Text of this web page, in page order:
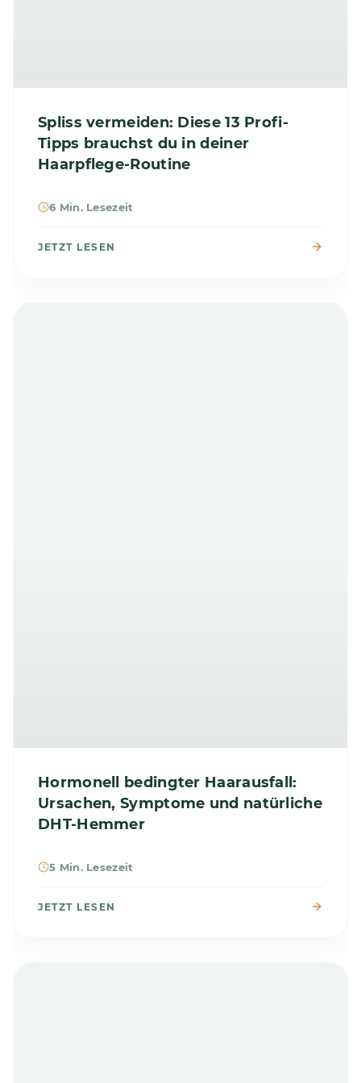
Spliss vermeiden: Diese 13 Profi-
Tipps brauchst du in deiner
Haarpflege-Routine
6 Min. Lesezeit
JETZT LESEN
Hormonell bedingter Haarausfall:
Ursachen, Symptome und natürliche
DHT-Hemmer
5 Min. Lesezeit
JETZT LESEN